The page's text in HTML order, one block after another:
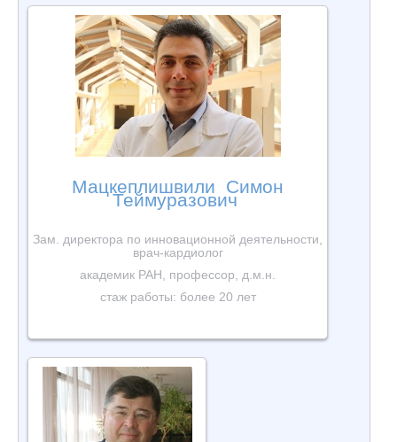
Мацкеплишвили Симон
Теймуразович
Зам. директора по инновационной деятельности,
врач-кардиолог
академик РАН, профессор, д.м.н.
стаж работы: более 20 лет